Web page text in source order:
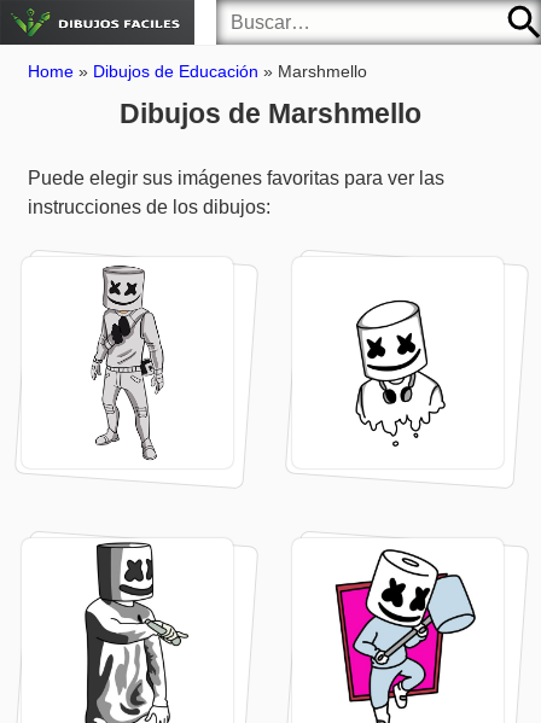
Home » Dibujos de Educación » Marshmello
Dibujos de Marshmello
Puede elegir sus imágenes favoritas para ver las
instrucciones de los dibujos: